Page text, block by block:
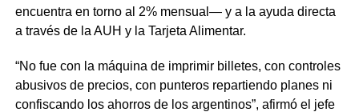
encuentra en torno al 2% mensual— y a la ayuda directa
a través de la AUH y la Tarjeta Alimentar.
“No fue con la máquina de imprimir billetes, con controles
abusivos de precios, con punteros repartiendo planes ni
confiscando los ahorros de los argentinos”, afirmó el jefe